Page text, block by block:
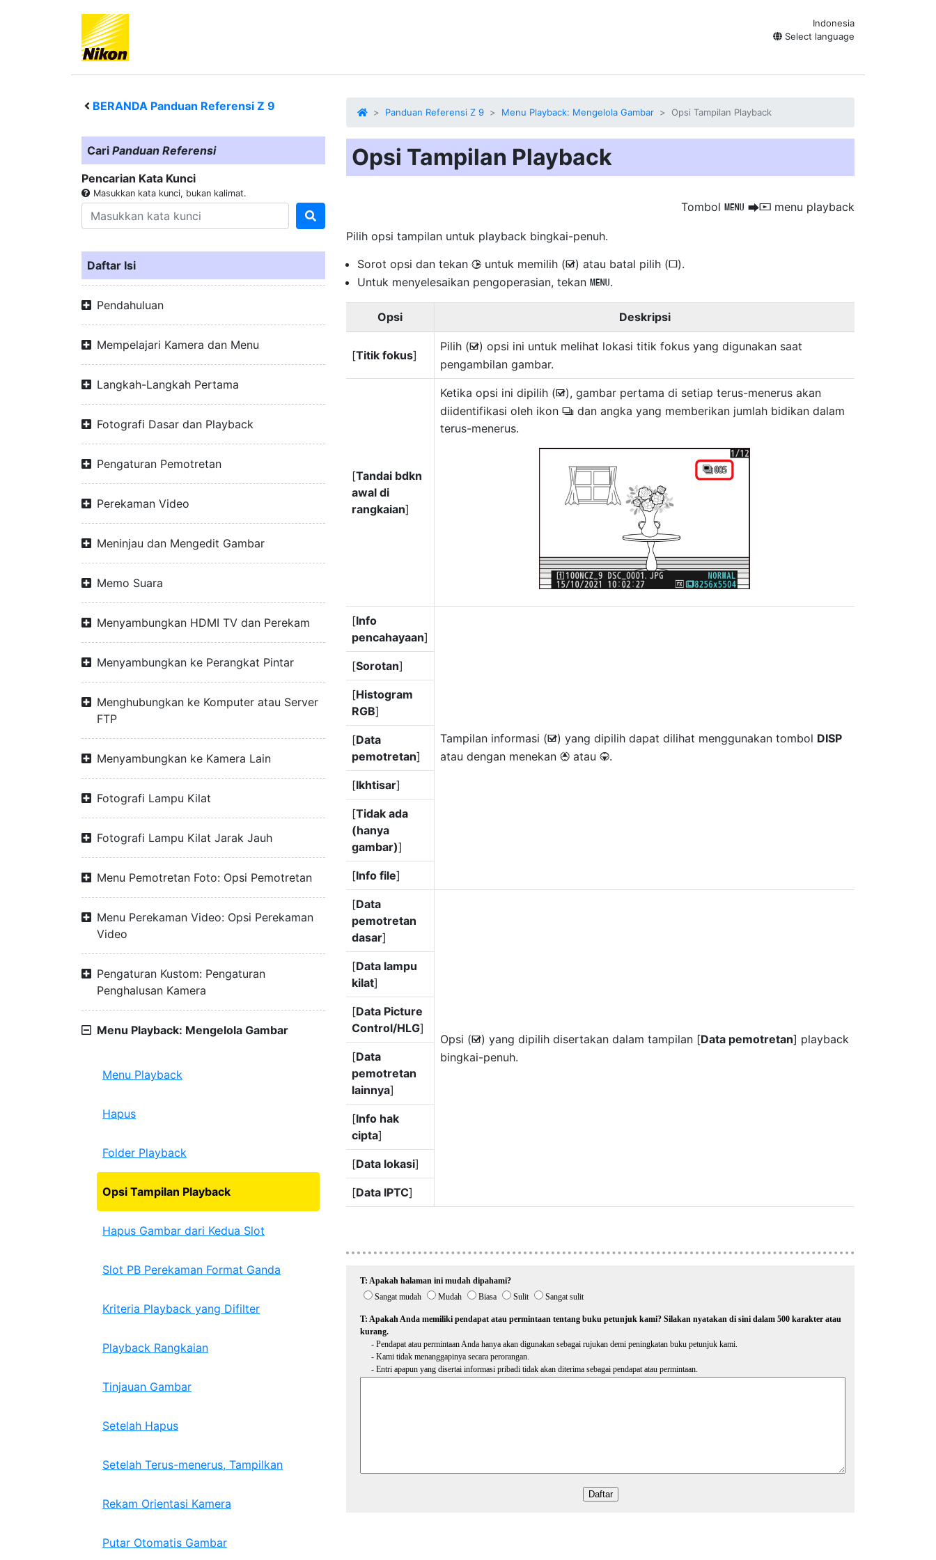
Indonesia
Select language
BERANDA Panduan Referensi Z 9
Cari Panduan Referensi
Pencarian Kata Kunci
Masukkan kata kunci, bukan kalimat.
Daftar Isi
Pendahuluan
Mempelajari Kamera dan Menu
Langkah-Langkah Pertama
Fotografi Dasar dan Playback
Pengaturan Pemotretan
Perekaman Video
Meninjau dan Mengedit Gambar
Memo Suara
Menyambungkan HDMI TV dan Perekam
Menyambungkan ke Perangkat Pintar
Menghubungkan ke Komputer atau Server
FTP
Menyambungkan ke Kamera Lain
Fotografi Lampu Kilat
Fotografi Lampu Kilat Jarak Jauh
Menu Pemotretan Foto: Opsi Pemotretan
Menu Perekaman Video: Opsi Perekaman
Video
Pengaturan Kustom: Pengaturan
Penghalusan Kamera
Menu Playback: Mengelola Gambar
Menu Playback
Hapus
Folder Playback
Opsi Tampilan Playback
Hapus Gambar dari Kedua Slot
Slot PB Perekaman Format Ganda
Kriteria Playback yang Difilter
Playback Rangkaian
Tinjauan Gambar
Setelah Hapus
Setelah Terus-menerus, Tampilkan
Rekam Orientasi Kamera
Putar Otomatis Gambar
Panduan Referensi Z 9 Menu Playback: Mengelola Gambar Opsi Tampilan Playback
Opsi Tampilan Playback
Tombol G UD menu playback
Pilih opsi tampilan untuk playback bingkai-penuh.
Sorot opsi dan tekan 2 untuk memilih (M) atau batal pilih (U).
Untuk menyelesaikan pengoperasian, tekan G.
Opsi Deskripsi
[Titik fokus]
Pilih (M) opsi ini untuk melihat lokasi titik fokus yang digunakan saat
pengambilan gambar.
[Tandai bdkn
awal di
rangkaian]
Ketika opsi ini dipilih (M), gambar pertama di setiap terus-menerus akan
diidentifikasi oleh ikon c dan angka yang memberikan jumlah bidikan dalam
terus-menerus.
[Info
pencahayaan]
Tampilan informasi (M) yang dipilih dapat dilihat menggunakan tombol DISP
atau dengan menekan 1 atau 3.
[Sorotan]
[Histogram
RGB]
[Data
pemotretan]
[Ikhtisar]
[Tidak ada
(hanya
gambar)]
[Info file]
[Data
pemotretan
dasar]
Opsi (M) yang dipilih disertakan dalam tampilan [Data pemotretan] playback
bingkai-penuh.
[Data lampu
kilat]
[Data Picture
Control/HLG]
[Data
pemotretan
lainnya]
[Info hak
cipta]
[Data lokasi]
[Data IPTC]